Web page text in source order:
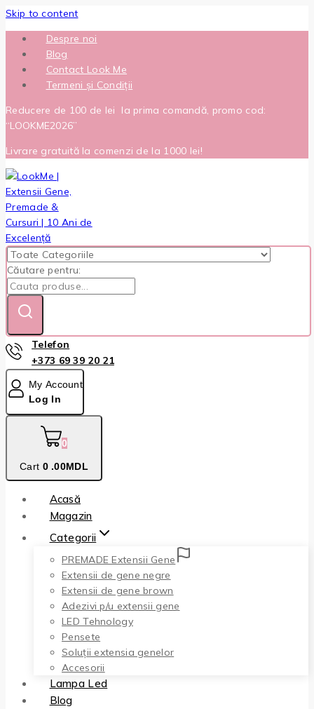
Skip to content
Despre noi
Blog
Contact Look Me
Termeni și Condiții
Reducere de 100 de lei la prima comandă, promo cod:
“LOOKME2026”
Livrare gratuită la comenzi de la 1000 lei!
Căutare pentru:
Telefon
+373 69 39 20 21
My Account
Log In
0
Cart 0 .00MDL
Acasă
Magazin
Categorii
PREMADE Extensii Gene
Extensii de gene negre
Extensii de gene brown
Adezivi p/u extensii gene
LED Tehnology
Pensete
Soluții extensia genelor
Accesorii
Lampa Led
Blog